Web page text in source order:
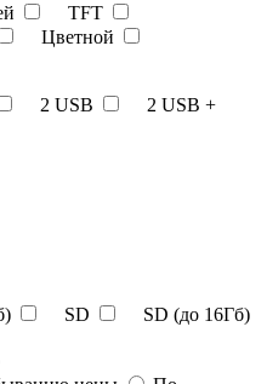
TFT
Цветной
2 USB
2 USB +
SD
SD (до 16Гб)